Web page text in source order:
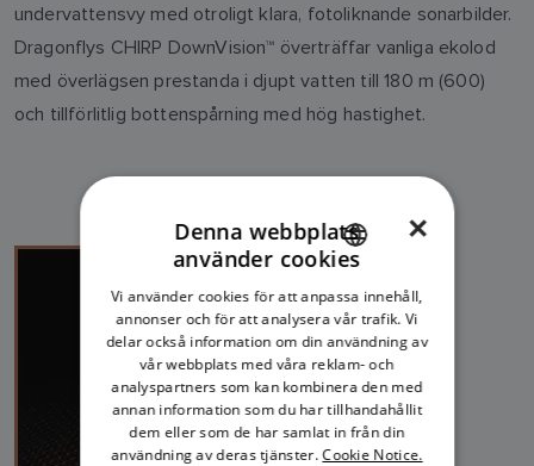
undervattensvy med otroligt klara, fotoliknande sonarbilder.
Dragonflys CHIRP DownVision™ överträffar vanliga ekolod
med överlägsen prestanda i djupt vatten till 180 m (600)
och tillförlitlig bottenspårning med hög hastighet.
ENGLISH
FRENCH
DANISH
ITALIAN
SWEDISH
×
Denna webbplats
använder cookies
Vi använder cookies för att anpassa innehåll,
annonser och för att analysera vår trafik. Vi
delar också information om din användning av
vår webbplats med våra reklam- och
analyspartners som kan kombinera den med
annan information som du har tillhandahållit
dem eller som de har samlat in från din
användning av deras tjänster. Cookie Notice.